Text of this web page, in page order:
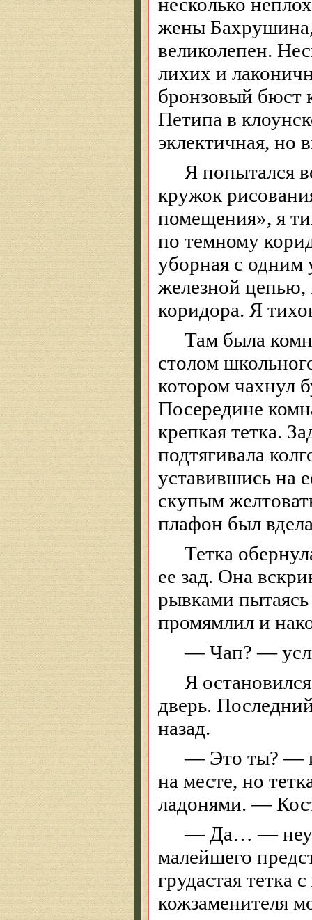
жены
великолепен.
лихих и
бронзовый бюст
Петипа в
эклектичная, но
Я попытался
кружок
помещения», я
по темному
уборная с одним
железной цепью,
коридора. Я
Там была
столом
котором чахнул
Посередине
крепкая тетка.
подтягивала
уставившись на
скупым
плафон был
Тетка
ее зад. Она
рывками
промямлил и
—Чап? —
Я
дверь.
назад.
— Это ты? —
на месте, но
ладонями. —
— Да… —
малейшего
грудастая тетка
кожзаменителя